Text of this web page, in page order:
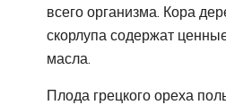
всего организма. Кора
скорлупа содержат
масла.
Плода грецкого ореха